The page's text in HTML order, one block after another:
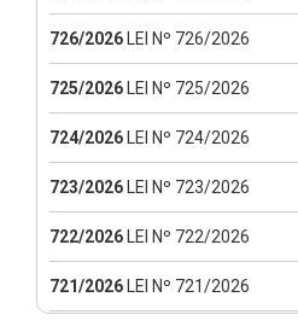
726/2026LEI Nº 726/2026
725/2026LEI Nº 725/2026
724/2026LEI Nº 724/2026
723/2026LEI Nº 723/2026
722/2026LEI Nº 722/2026
721/2026LEI Nº 721/2026